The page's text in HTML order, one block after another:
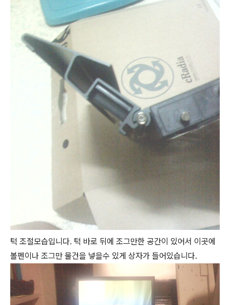
턱 조절모습입니다. 턱 바로 뒤에 조그만한 공간이 있어서 이곳에
볼펜이나 조그만 물건을 넣을수 있게 상자가 들어있습니다.